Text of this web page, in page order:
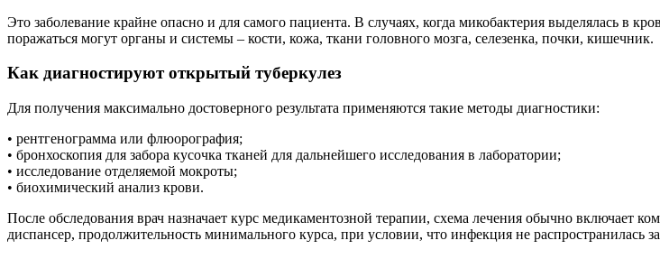
Это заболевание крайне опасно и для самого пациента. В случаях, когда микобактерия выделялась в
поражаться могут органы и системы – кости, кожа, ткани головного мозга, селезенка, почки, кишечник.
Как диагностируют открытый туберкулез
Для получения максимально достоверного результата применяются такие методы диагностики:
• рентгенограмма или флюорография;
• бронхоскопия для забора кусочка тканей для дальнейшего исследования в лаборатории;
• исследование отделяемой мокроты;
• биохимический анализ крови.
После обследования врач назначает курс медикаментозной терапии, схема лечения обычно включает
диспансер, продолжительность минимального курса, при условии, что инфекция не распространилась